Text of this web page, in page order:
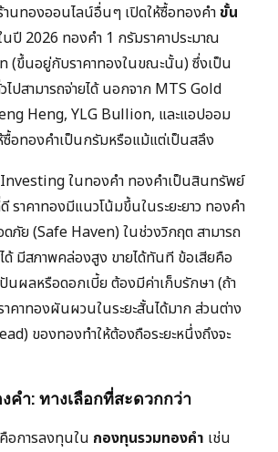
านทองออนไลน์อื่นๆ เปิดให้ซื้อทองคำขั้น
นปี 2026 ทองคำ 1 กรัมราคาประมาณ
(ขึ้นอยู่กับราคาทองในขณะนั้น) ซึ่งเป็น
ปสามารถจ่ายได้ นอกจาก MTS Gold
Heng, YLG Bullion, และแอปออม
อทองคำเป็นกรัมหรือแม้แต่เป็นสลึง
ในทองคำ ทองคำเป็นสินทรัพย์
ราคาทองมีแนวโน้มขึ้นในระยะยาว ทองคำ
ภัย (Safe Haven) ในช่วงวิกฤต สามารถ
ด้ มีสภาพคล่องสูง ขายได้ทันที ข้อเสียคือ
นผลหรือดอกเบี้ย ต้องมีค่าเก็บรักษา (ถ้า
คาทองผันผวนในระยะสั้นได้มาก ส่วนต่าง
ของทองทำให้ต้องถือระยะหนึ่งถึงจะ
คำ: ทางเลือกที่สะดวกกว่า
อการลงทุนใน กองทุนรวมทองคำ เช่น